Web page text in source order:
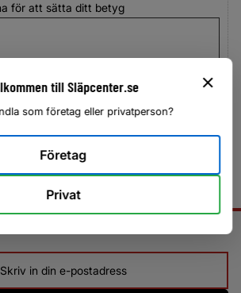
för att sätta ditt betyg
till Släpcenter.se
som företag eller privatperson?
Företag
Privat